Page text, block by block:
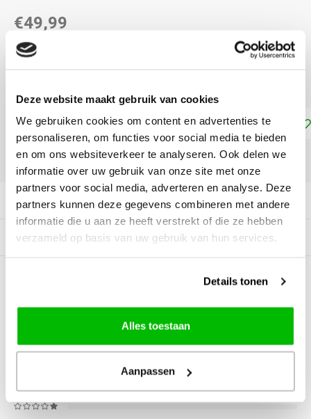
Deze website maakt gebruik van cookies
We gebruiken cookies om content en advertenties te
personaliseren, om functies voor social media te bieden
en om ons websiteverkeer te analyseren. Ook delen we
informatie over uw gebruik van onze site met onze
partners voor social media, adverteren en analyse. Deze
partners kunnen deze gegevens combineren met andere
informatie die u aan ze heeft verstrekt of die ze hebben
verzameld op basis van uw gebruik van hun services.
Details tonen
Alles toestaan
Aanpassen
€49,99
DIRECT LEVERBAAR
Toevoegen aan winkelwagen
DELEN:
Productomschrijving
Gerelateerde producten